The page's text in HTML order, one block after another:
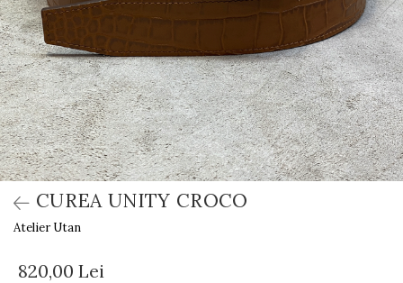
CUREA UNITY CROCO
Atelier Utan
820,00 Lei